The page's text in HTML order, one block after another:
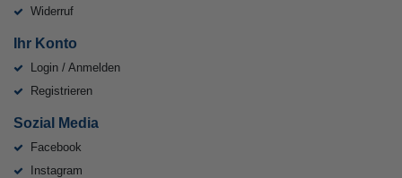
Widerruf
Ihr Konto
Login / Anmelden
Registrieren
Sozial Media
Facebook
Instagram